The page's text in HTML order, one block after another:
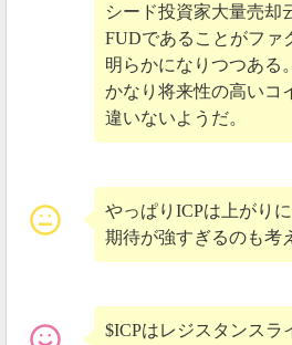
シード投資家大量売却
FUDであることがファ
明らかになりつつある。
かなり将来性の高いコ
違いないようだ。
やっぱりICPは上がり
期待が強すぎるのも考
$ICPはレジスタンスラ